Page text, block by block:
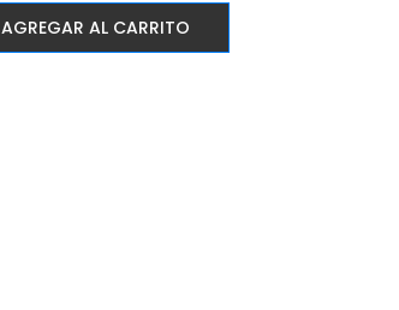
AGREGAR AL CARRITO